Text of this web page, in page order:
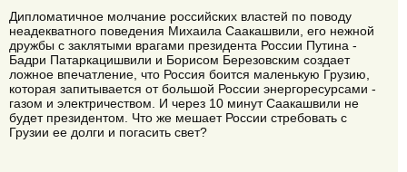
Дипломатичное молчание российских властей по поводу
неадекватного поведения Михаила Саакашвили, его нежной
дружбы с заклятыми врагами президента России Путина -
Бадри Патаркацишвили и Борисом Березовским создает
ложное впечатление, что Россия боится маленькую Грузию,
которая запитывается от большой России энергоресурсами -
газом и электричеством. И через 10 минут Саакашвили не
будет президентом. Что же мешает России стребовать с
Грузии ее долги и погасить свет?